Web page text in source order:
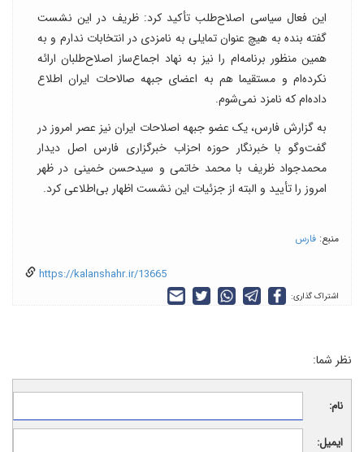
این فعال سیاسی اصلاح‌طلب تأکید کرد: ظریف در این نشست
گفته بنده به هیچ عنوان تمایلی به نامزدی در انتخابات ندارم و به
همین منظور برنامه‌ام را نیز به نهاد اجماع‌ساز اصلاح‌طلبان ارائه
نکرده‌ام و مستقیما هم به اعضای جبهه صالاحات ایران اطلاع‌
داده‌ام که نامزد نمی‌شوم.
به گزارش فارس، یک عضو جبهه اصلاحات ایران نیز عصر امروز در
گفت‌وگو با خبرنگار حوزه احزاب خبرگزاری فارس اصل دیدار
محمدجواد ظریف با محمد خاتمی و سیدحسن خمینی در ظهر
امروز را تأیید و البته از جزئیات این نشست اظهار بی‌اطلاعی کرد.
منبع: فارس
https://kalanshahr.ir/13665
اشتراک گذاری:
نظر شما:
نام:
ایمیل: